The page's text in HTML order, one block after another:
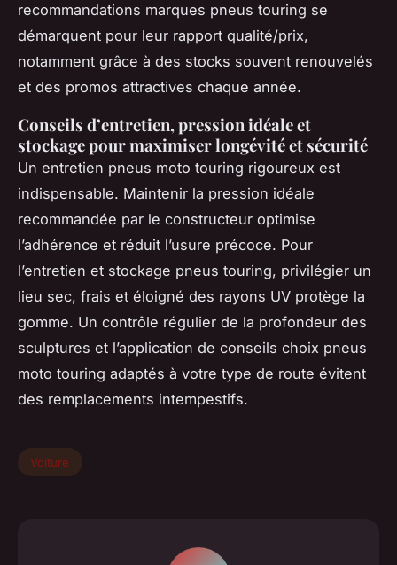
recommandations marques pneus touring se
démarquent pour leur rapport qualité/prix,
notamment grâce à des stocks souvent renouvelés
et des promos attractives chaque année.
Conseils d’entretien, pression idéale et
stockage pour maximiser longévité et sécurité
Un entretien pneus moto touring rigoureux est
indispensable. Maintenir la pression idéale
recommandée par le constructeur optimise
l’adhérence et réduit l’usure précoce. Pour
l’entretien et stockage pneus touring, privilégier un
lieu sec, frais et éloigné des rayons UV protège la
gomme. Un contrôle régulier de la profondeur des
sculptures et l’application de conseils choix pneus
moto touring adaptés à votre type de route évitent
des remplacements intempestifs.
Voiture